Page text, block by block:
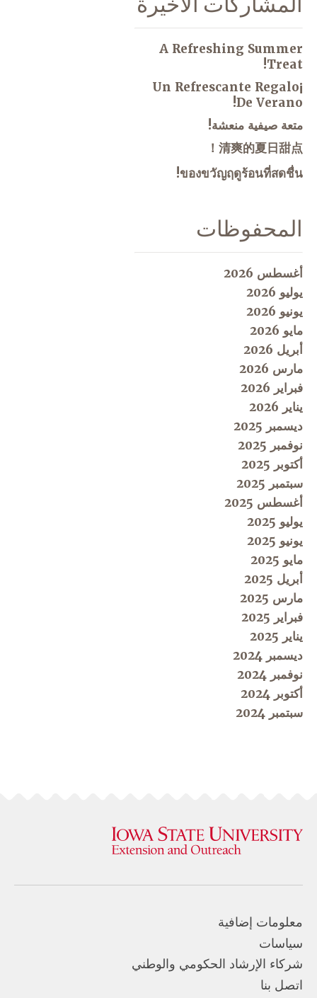
A Refreshing Summer
Treat!
¡Un Refrescante Regalo
De Verano!
متعة صيفية منعشة!
清爽的夏日甜点！
ของขวัญฤดูร้อนที่สดชื่น!
المحفوظات
أغسطس 2026
يوليو 2026
يونيو 2026
مايو 2026
أبريل 2026
مارس 2026
فبراير 2026
يناير 2026
ديسمبر 2025
نوفمبر 2025
أكتوبر 2025
سبتمبر 2025
أغسطس 2025
يوليو 2025
يونيو 2025
مايو 2025
أبريل 2025
مارس 2025
فبراير 2025
يناير 2025
ديسمبر 2024
نوفمبر 2024
أكتوبر 2024
سبتمبر 2024
معلومات إضافية
سياسات
شركاء الإرشاد الحكومي والوطني
اتصل بنا